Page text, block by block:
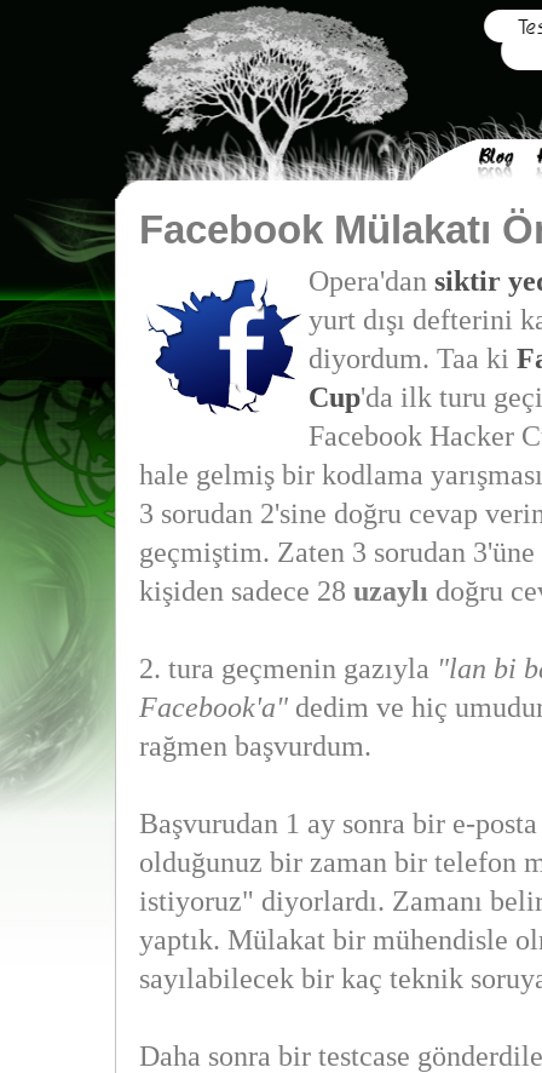
Facebook Mülakatı
Opera'dan siktir
yurt dışı defterini
diyordum. Taa ki
Cup'da ilk turu
Facebook Hacker
hale gelmiş bir kodlama
3 sorudan 2'sine doğru cevap
geçmiştim. Zaten 3 sorudan 3'üne
kişiden sadece 28 uzaylı doğru
2. tura geçmenin gazıyla "lan bi
Facebook'a"dedim ve hiç
rağmen başvurdum.
Başvurudan 1 ay sonra bir e-
olduğunuz bir zaman bir telefon
istiyoruz" diyorlardı. Zamanı
yaptık. Mülakat bir mühendisle
sayılabilecek bir kaç teknik
Daha sonra bir testcase